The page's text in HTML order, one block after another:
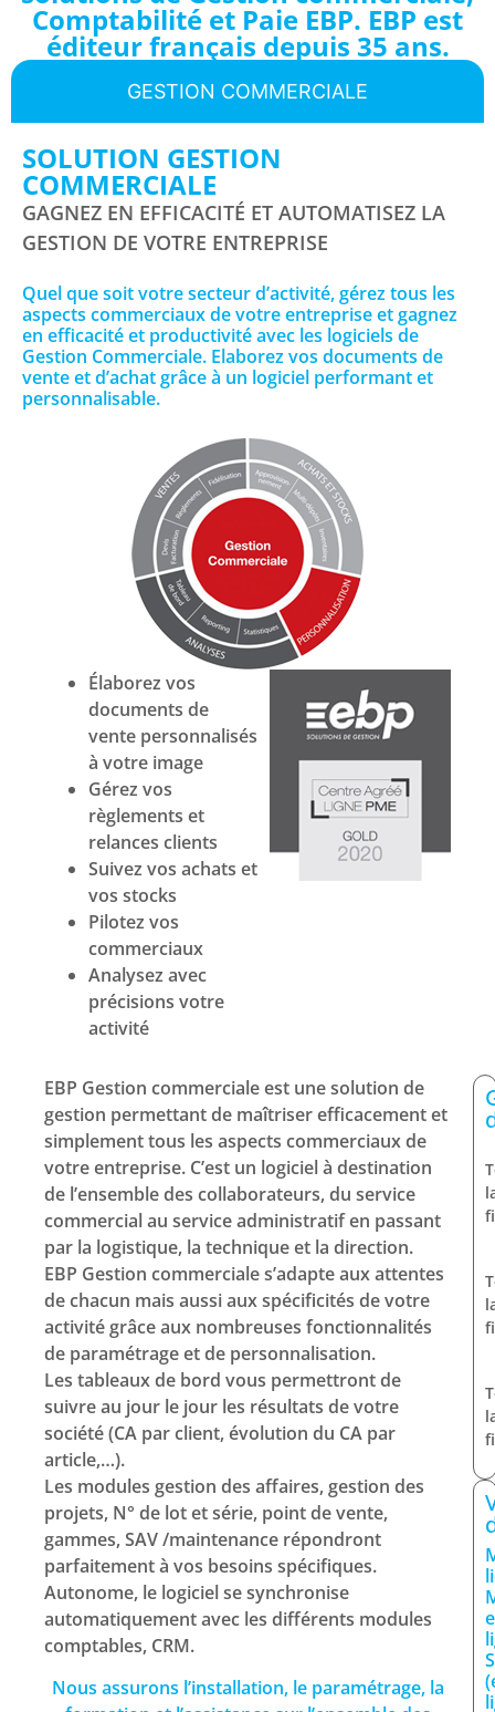
Comptabilité et Paie EBP. EBP est
éditeur français depuis 35 ans.
GESTION COMMERCIALE
SOLUTION GESTION
COMMERCIALE
GAGNEZ EN EFFICACITÉ ET AUTOMATISEZ LA
GESTION DE VOTRE ENTREPRISE
Quel que soit votre secteur d’activité, gérez tous les
aspects commerciaux de votre entreprise et gagnez
en efficacité et productivité avec les logiciels de
Gestion Commerciale. Elaborez vos documents de
vente et d’achat grâce à un logiciel performant et
personnalisable.
Élaborez vos
documents de
vente personnalisés
à votre image
Gérez vos
règlements et
relances clients
Suivez vos achats et
vos stocks
Pilotez vos
commerciaux
Analysez avec
précisions votre
activité
EBP Gestion commerciale est une solution de
gestion permettant de maîtriser efficacement et
simplement tous les aspects commerciaux de
votre entreprise. C’est un logiciel à destination
de l’ensemble des collaborateurs, du service
commercial au service administratif en passant
par la logistique, la technique et la direction.
EBP Gestion commerciale s’adapte aux attentes
de chacun mais aussi aux spécificités de votre
activité grâce aux nombreuses fonctionnalités
de paramétrage et de personnalisation.
Les tableaux de bord vous permettront de
suivre au jour le jour les résultats de votre
société (CA par client, évolution du CA par
article,…).
Les modules gestion des affaires, gestion des
projets, N° de lot et série, point de vente,
gammes, SAV /maintenance répondront
parfaitement à vos besoins spécifiques.
Autonome, le logiciel se synchronise
automatiquement avec les différents modules
comptables, CRM.
Nous assurons l’installation, le paramétrage, la